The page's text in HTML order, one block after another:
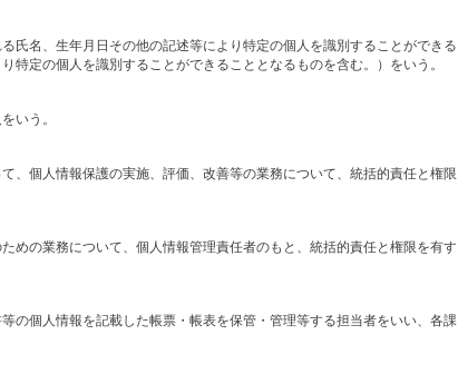
氏名、生年月日その他の記述等により特定の個人を識別することができる
特定の個人を識別することができることとなるものを含む。）をいう。
いう。
、個人情報保護の実施、評価、改善等の業務について、統括的責任と権限
めの業務について、個人情報管理責任者のもと、統括的責任と権限を有す
の個人情報を記載した帳票・帳表を保管・管理等する担当者をいい、各課